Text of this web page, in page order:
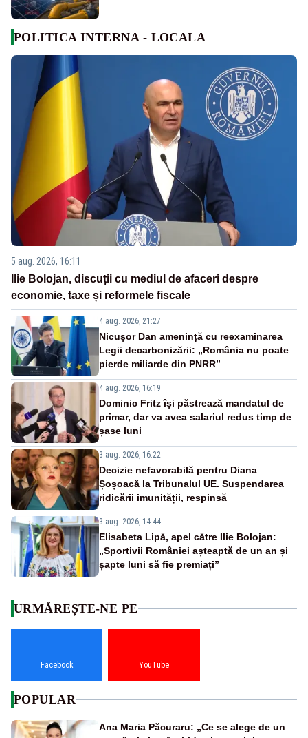
POLITICA INTERNA - LOCALA
5 aug. 2026, 16:11
Ilie Bolojan, discuții cu mediul de afaceri despre
economie, taxe și reformele fiscale
4 aug. 2026, 21:27
Nicușor Dan amenință cu reexaminarea
Legii decarbonizării: „România nu poate
pierde miliarde din PNRR”
4 aug. 2026, 16:19
Dominic Fritz își păstrează mandatul de
primar, dar va avea salariul redus timp de
șase luni
3 aug. 2026, 16:22
Decizie nefavorabilă pentru Diana
Șoșoacă la Tribunalul UE. Suspendarea
ridicării imunității, respinsă
3 aug. 2026, 14:44
Elisabeta Lipă, apel către Ilie Bolojan:
„Sportivii României așteaptă de un an și
șapte luni să fie premiați”
URMĂREȘTE-NE PE
Facebook YouTube
POPULAR
Ana Maria Păcuraru: „Ce se alege de un